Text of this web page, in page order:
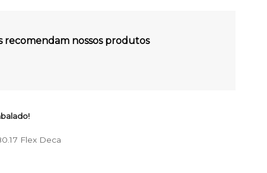
recomendam nossos produtos
Flex Deca